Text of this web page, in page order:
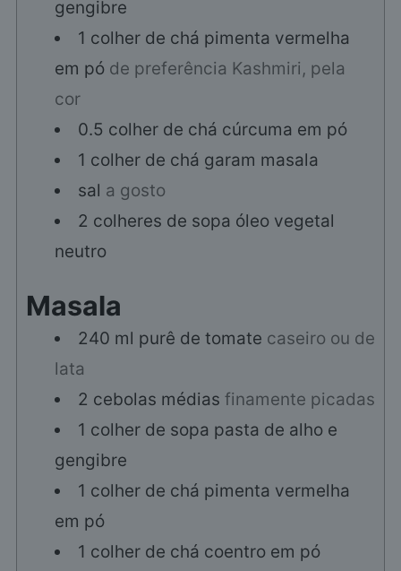
gengibre
1 colher de chá pimenta vermelha
em pó de preferência Kashmiri, pela
cor
0.5 colher de chá cúrcuma em pó
1 colher de chá garam masala
sal a gosto
2 colheres de sopa óleo vegetal
neutro
Masala
240 ml purê de tomate caseiro ou de
lata
2 cebolas médias finamente picadas
1 colher de sopa pasta de alho e
gengibre
1 colher de chá pimenta vermelha
em pó
1 colher de chá coentro em pó